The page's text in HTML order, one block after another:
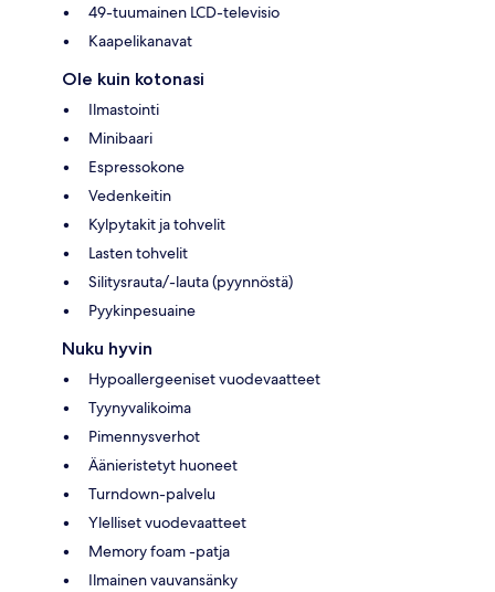
49-tuumainen LCD-televisio
Kaapelikanavat
Ole kuin kotonasi
Ilmastointi
Minibaari
Espressokone
Vedenkeitin
Kylpytakit ja tohvelit
Lasten tohvelit
Silitysrauta/-lauta (pyynnöstä)
Pyykinpesuaine
Nuku hyvin
Hypoallergeeniset vuodevaatteet
Tyynyvalikoima
Pimennysverhot
Äänieristetyt huoneet
Turndown-palvelu
Ylelliset vuodevaatteet
Memory foam -patja
Ilmainen vauvansänky